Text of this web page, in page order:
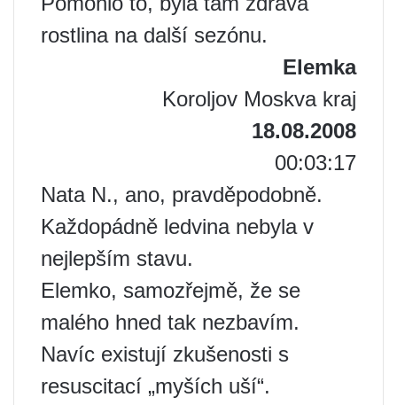
rostlina na další sezónu.
Elemka
Koroljov Moskva kraj
18.08.2008
00:03:17
Nata N., ano, pravděpodobně.
Každopádně ledvina nebyla v
nejlepším stavu.
Elemko, samozřejmě, že se
malého hned tak nezbavím.
Navíc existují zkušenosti s
resuscitací „myších uší“.